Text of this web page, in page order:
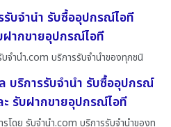
บจำนำ รับซื้ออุปกรณ์ไอที
ฝากขายอุปกรณ์ไอที
จํานํา.com บริการรับจำนำของทุกชนิ
บริการรับจำนำ รับซื้ออุปกรณ์
รับฝากขายอุปกรณ์ไอที
โดย รับจํานํา.com บริการรับจำนำของทุ